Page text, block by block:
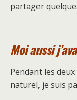
partager
Moi aussi
Pendant les
naturel, je suis